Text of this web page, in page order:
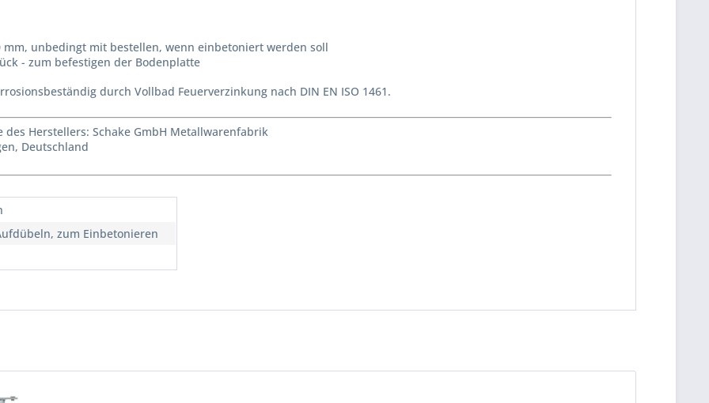
unbedingt mit bestellen, wenn einbetoniert werden soll
- zum befestigen der Bodenplatte
durch Vollbad Feuerverzinkung nach DIN EN ISO 1461.
Herstellers: Schake GmbH Metallwarenfabrik
Deutschland
zum Einbetonieren